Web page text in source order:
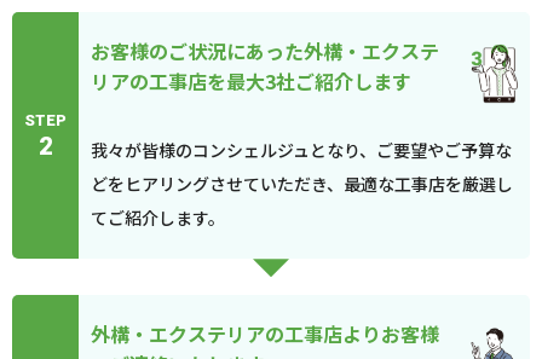
STEP
2
お客様のご状況にあった外構・エクステ
リアの工事店を最大3社ご紹介します
我々が皆様のコンシェルジュとなり、ご要望やご予算な
どをヒアリングさせていただき、最適な工事店を厳選し
てご紹介します。
外構・エクステリアの工事店よりお客様